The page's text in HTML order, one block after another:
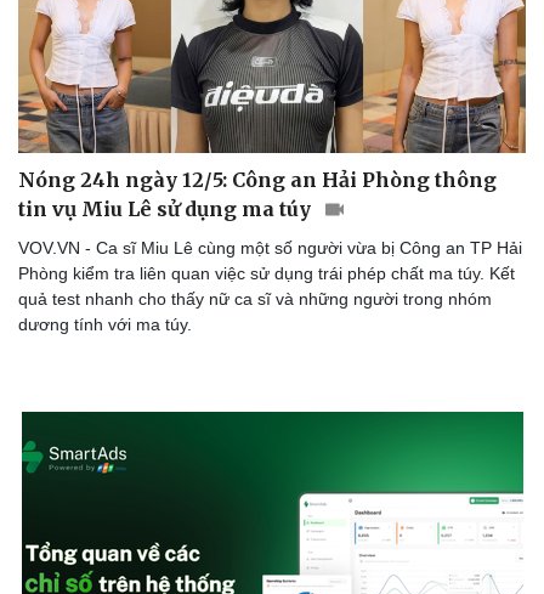
Nóng 24h ngày 12/5: Công an Hải Phòng thông
tin vụ Miu Lê sử dụng ma túy
VOV.VN - Ca sĩ Miu Lê cùng một số người vừa bị Công an TP Hải
Phòng kiểm tra liên quan việc sử dụng trái phép chất ma túy. Kết
quả test nhanh cho thấy nữ ca sĩ và những người trong nhóm
dương tính với ma túy.